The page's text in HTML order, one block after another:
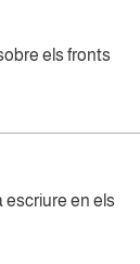
els fronts
escriure en els